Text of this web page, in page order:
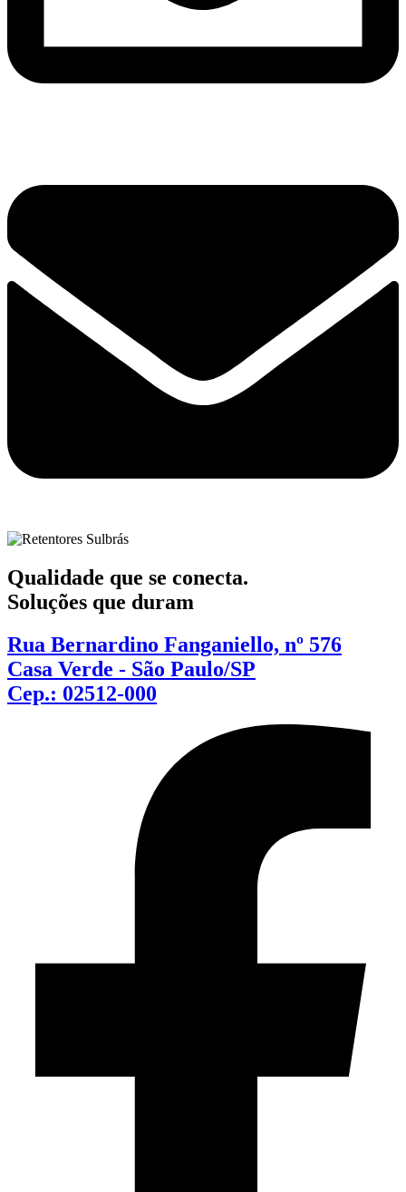
Qualidade que se conecta.
Soluções que duram
Rua Bernardino Fanganiello, nº 576
Casa Verde - São Paulo/SP
Cep.: 02512-000